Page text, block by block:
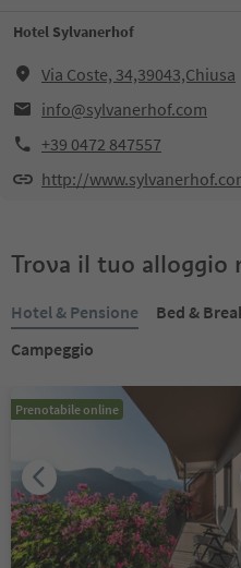
Hotel Sylvanerhof
Via Coste, 34,39043,Chiusa
info@sylvanerhof.com
+39 0472 847557
http://
Trova il tuo alloggio
Hotel & Pensione Bed &
Campeggio
Prenotabile online